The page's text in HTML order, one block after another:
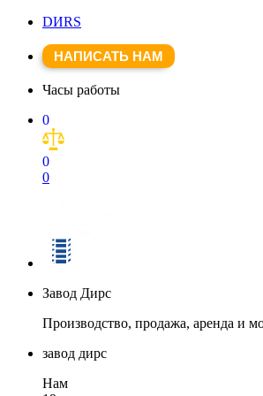
DИRS
НАПИСАТЬ НАМ
Часы работы
0
0
0
Завод Дирс
Производство, продажа, аренда и
завод дирс
Нам